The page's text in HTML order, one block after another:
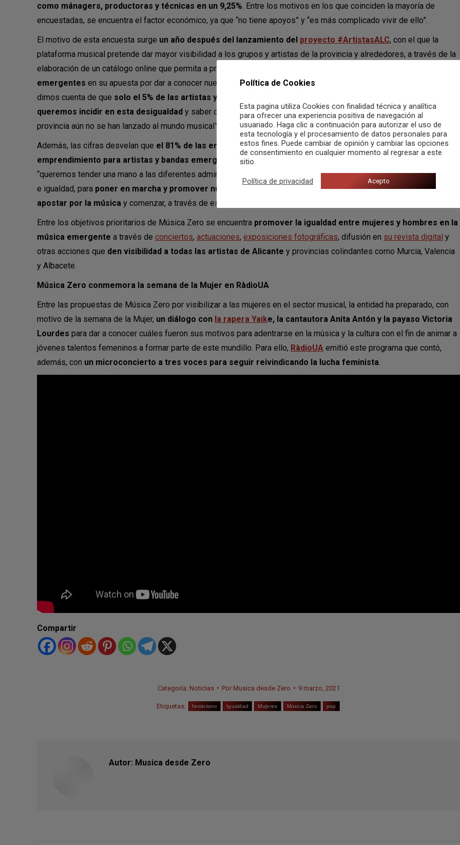
como mánagers, productoras y técnicas en un 9,25% . Entre los motivos en los que coinciden la mayoría de
encuestadas, se encuentra el factor económico, ya que “no tiene apoyos” y “es más complicado vivir de ello”.
El motivo de esta encuesta surge un año después del lanzamiento del proyecto #ArtistasALC, con el que la
plataforma musical pretende dar mayor visibilidad a los grupos y artistas de la provincia y alrededores, a través de la
elaboración de un catálogo online que permita a productoras y promotoras disponer de
emergentes en su apuesta por dar a conocer nuevos talentos. Tras incluir amás de 30 grupos y cantautores
dimos cuenta de que solo el 5% de las artistas y bandas que componen la guía de artistas son mujeres
queremos incidir en esta desigualdad y saber cuáles son los principales motivos por los cuales las mujeres de la
provincia aún no se han lanzado al mundo musical”, lamentan desde la asociación.
Además, las cifras desvelan que el 81% de las encuestadas no conoce ningún programa municipal de
emprendimiento para artistas y bandas emergentes de la ciudad
, por ello desde Música Zero comentan que
“queremos tender una mano a las diferentes administraciones de la provincia, dentro de las áreas de juventud, cultura
e igualdad, para poner en marcha y promover nuevos programas de participación que permitan a la juventud
apostar por la música y comenzar, a través de estas iniciativas, su carrera musical”.
Entre los objetivos prioritarios de Música Zero se encuentra promover la igualdad entre mujeres y hombres en la
música emergente a través de conciertos, actuaciones, exposiciones fotográficas, difusión en su revista digital y
otras acciones que den visibilidad a todas las artistas de Alicante y provincias colindantes como Murcia, Valencia
y Albacete.
Música Zero conmemora la semana de la Mujer en RàdioUA
Entre las propuestas de Música Zero por visibilizar a las mujeres en el sector musical, la entidad ha preparado, con
motivo de la semana de la Mujer, un diálogo con la rapera Yaike, la cantautora Anita Antón y la payaso Victoria
Lourdes para dar a conocer cuáles fueron sus motivos para adentrarse en la música y la cultura con el fin de animar a
jóvenes talentos femeninos a formar parte de este mundillo. Para ello, RàdioUA emitió este programa que contó,
además, con un microconcierto a tres voces para seguir reivindicando la lucha feminista
Compartir
Categoría: Noticias Por Musica desde Zero 9 marzo, 2021
Etiquetas: feminismo Igualdad Mujeres Música Zero pop
Autor: Musica desde Zero
Política de Cookies
Esta pagina utiliza Cookies con finalidad técnica y analítica
para ofrecer una experiencia positiva de navegación al
usuariado. Haga clic a continuación para autorizar el uso de
esta tecnología y el procesamiento de datos personales para
estos fines. Puede cambiar de opinión y cambiar las opciones
de consentimiento en cualquier momento al regresar a este
sitio.
Política de privacidad Acepto